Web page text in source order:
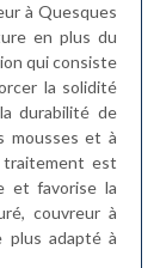
à Quesques
en plus du
qui consiste
la solidité
durabilité de
mousses et à
est
et favorise la
couvreur à
plus adapté à